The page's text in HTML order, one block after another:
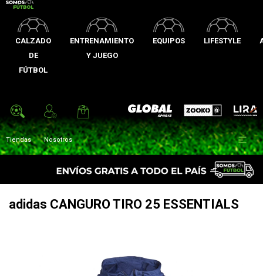
CALZADO
DE
FÚTBOL
ENTRENAMIENTO
Y JUEGO
EQUIPOS LIFESTYLE
Global Sports Zooko Lira
Tiendas Nosotros 
adidas CANGURO TIRO 25 ESSENTIALS